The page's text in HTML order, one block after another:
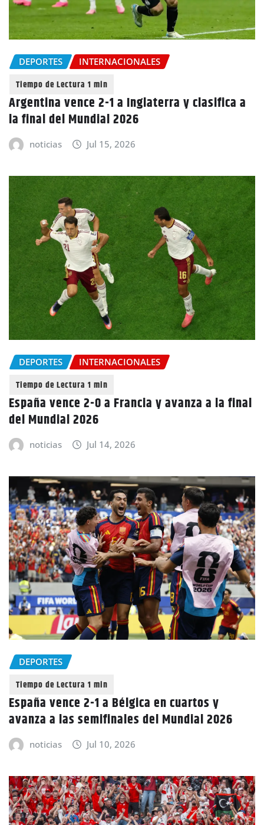
DEPORTES INTERNACIONALES
Argentina vence 2-1 a Inglaterra y clasifica a
la final del Mundial 2026
noticias Jul 15, 2026
DEPORTES INTERNACIONALES
España vence 2-0 a Francia y avanza a la final
del Mundial 2026
noticias Jul 14, 2026
DEPORTES
España vence 2-1 a Bélgica en cuartos y
avanza a las semifinales del Mundial 2026
noticias Jul 10, 2026